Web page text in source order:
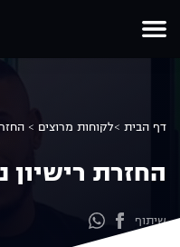
דף הבית >לקוחות מרוצים >
החזרת רישיון
שיתוף